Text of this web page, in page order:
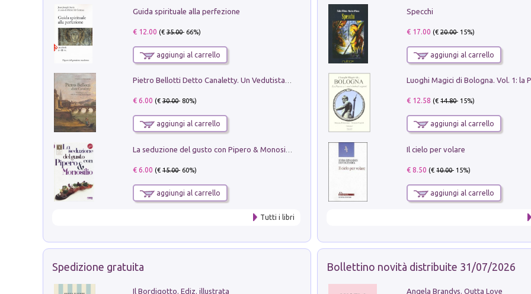
Guida spirituale alla perfezione
€ 12.00 (€35.00- 66%)
aggiungi al carrello
Pietro Bellotti Detto Canaletty. Un Vedutista Veneziano nella Francia dell'Ancien Régime
€ 6.00 (€30.00- 80%)
aggiungi al carrello
€ 6.00 (€15.00- 60%)
aggiungi al carrello
Tutti i libri
Specchi
€ 17.00 (€20.00- 15%)
aggiungi al carrello
€ 12.58 (€14.80- 15%)
aggiungi al carrello
Il cielo per volare
€ 8.50 (€10.00- 15%)
aggiungi al carrello
Spedizione gratuita
Il Bordigotto. Ediz. illustrata
Bollettino novità distribuite 31/07/2026
Angela Brandys. Outta Love